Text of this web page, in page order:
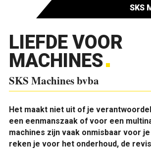
SKS
LIEFDE VOOR
MACHINES
SKS Machines bvba
Het maakt niet uit of je
een eenmanszaak of voor een
machines zijn vaak onmisbaar voor
reken je voor het onderhoud, de